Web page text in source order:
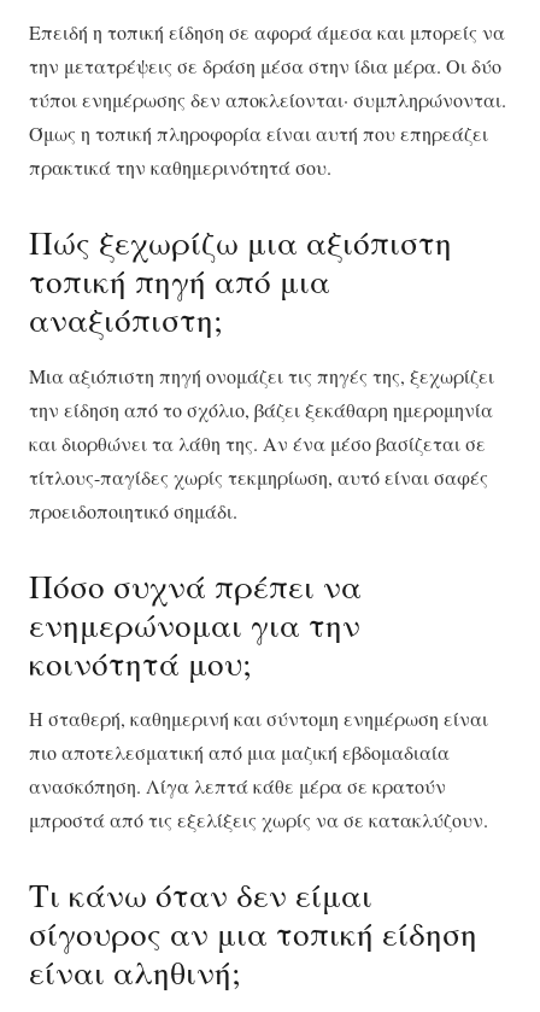
Επειδή η τοπική είδηση σε αφορά άμεσα και μπορείς να
την μετατρέψεις σε δράση μέσα στην ίδια μέρα. Οι δύο
τύποι ενημέρωσης δεν αποκλείονται· συμπληρώνονται.
Όμως η τοπική πληροφορία είναι αυτή που επηρεάζει
πρακτικά την καθημερινότητά σου.
Πώς ξεχωρίζω μια αξιόπιστη
τοπική πηγή από μια
αναξιόπιστη;
Μια αξιόπιστη πηγή ονομάζει τις πηγές της, ξεχωρίζει
την είδηση από το σχόλιο, βάζει ξεκάθαρη ημερομηνία
και διορθώνει τα λάθη της. Αν ένα μέσο βασίζεται σε
τίτλους-παγίδες χωρίς τεκμηρίωση, αυτό είναι σαφές
προειδοποιητικό σημάδι.
Πόσο συχνά πρέπει να
ενημερώνομαι για την
κοινότητά μου;
Η σταθερή, καθημερινή και σύντομη ενημέρωση είναι
πιο αποτελεσματική από μια μαζική εβδομαδιαία
ανασκόπηση. Λίγα λεπτά κάθε μέρα σε κρατούν
μπροστά από τις εξελίξεις χωρίς να σε κατακλύζουν.
Τι κάνω όταν δεν είμαι
σίγουρος αν μια τοπική είδηση
είναι αληθινή;